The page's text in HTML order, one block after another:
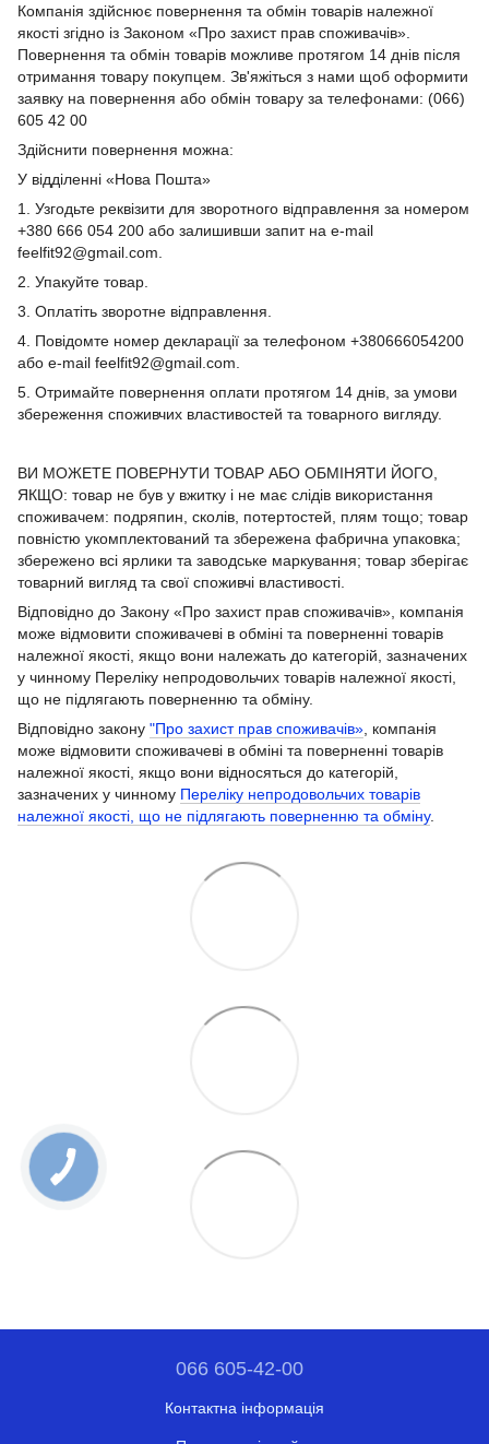
Компанія здійснює повернення та обмін товарів належної
якості згідно із Законом «Про захист прав споживачів».
Повернення та обмін товарів можливе протягом 14 днів після
отримання товару покупцем. Зв'яжіться з нами щоб оформити
заявку на повернення або обмін товару за телефонами: (066)
605 42 00
Здійснити повернення можна:
У відділенні «Нова Пошта»
1. Узгодьте реквізити для зворотного відправлення за номером
+380 666 054 200 або залишивши запит на e-mail
feelfit92@gmail.com.
2. Упакуйте товар.
3. Оплатіть зворотне відправлення.
4. Повідомте номер декларації за телефоном +380666054200
або e-mail feelfit92@gmail.com.
5. Отримайте повернення оплати протягом 14 днів, за умови
збереження споживчих властивостей та товарного вигляду.
ВИ МОЖЕТЕ ПОВЕРНУТИ ТОВАР АБО ОБМІНЯТИ ЙОГО,
ЯКЩО: товар не був у вжитку і не має слідів використання
споживачем: подряпин, сколів, потертостей, плям тощо; товар
повністю укомплектований та збережена фабрична упаковка;
збережено всі ярлики та заводське маркування; товар зберігає
товарний вигляд та свої споживчі властивості.
Відповідно до Закону «Про захист прав споживачів», компанія
може відмовити споживачеві в обміні та поверненні товарів
належної якості, якщо вони належать до категорій, зазначених
у чинному Переліку непродовольчих товарів належної якості,
що не підлягають поверненню та обміну.
Відповідно закону "Про захист прав споживачів» , компанія
може відмовити споживачеві в обміні та поверненні товарів
належної якості, якщо вони відносяться до категорій,
зазначених у чинному Переліку непродовольчих товарів
належної якості, що не підлягають поверненню та обміну.
066 605-42-00
Контактна інформація